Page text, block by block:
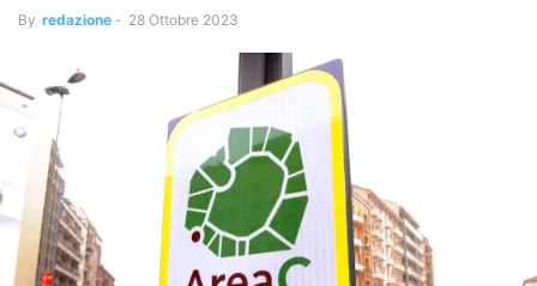
By redazione - 28 Ottobre 2023